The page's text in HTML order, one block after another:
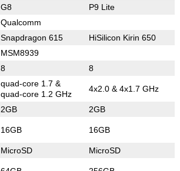
G8 P9 Lite
Qualcomm
Snapdragon 615 HiSilicon Kirin 650
MSM8939
8 8
quad-core 1.7 &
quad-core 1.2 GHz
4x2.0 & 4x1.7 GHz
2GB 2GB
16GB 16GB
MicroSD MicroSD